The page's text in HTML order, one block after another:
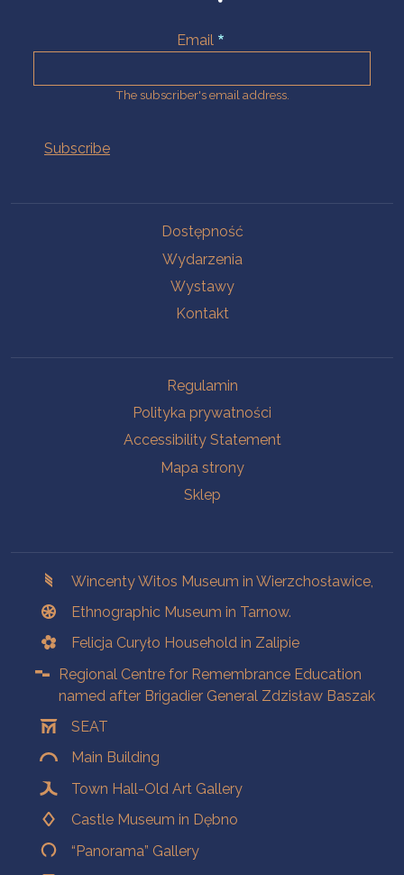
Email
The subscriber's email address.
Dostępność
Wydarzenia
Wystawy
Kontakt
Regulamin
Polityka prywatności
Accessibility Statement
Mapa strony
Sklep
Wincenty Witos Museum in Wierzchosławice,
Ethnographic Museum in Tarnow.
Felicja Curyło Household in Zalipie
Regional Centre for Remembrance Education
named after Brigadier General Zdzisław Baszak
SEAT
Main Building
Town Hall-Old Art Gallery
Castle Museum in Dębno
“Panorama” Gallery